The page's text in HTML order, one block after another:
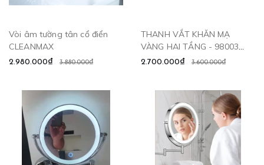
Vòi âm tường tân cổ điển
CLEANMAX
2.980.000₫ 3.880.000₫
THANH VẮT KHĂN MẠ
VÀNG HAI TẦNG - 98003
CLEANMAX
2.700.000₫ 3.600.000₫